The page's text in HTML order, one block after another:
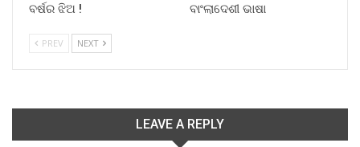
ବର୍ଷର ଝିଅ !
ବାଂଲାଦେଶୀ ଭାଷା
PREV NEXT
LEAVE A REPLY